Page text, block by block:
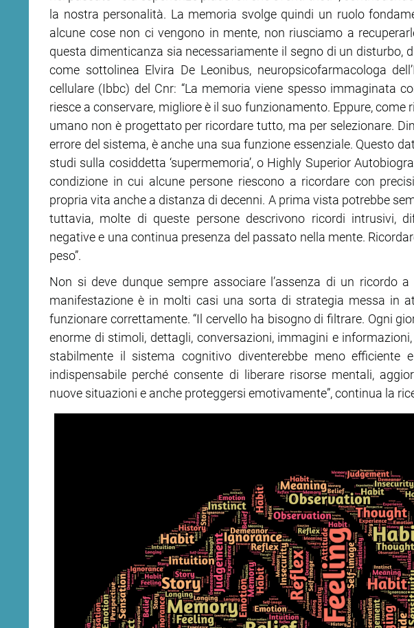
la nostra personalità. La memoria svolge quindi un ruolo
alcune cose non ci vengono in mente, non riusciamo a
questa dimenticanza sia necessariamente il segno di un disturbo,
come sottolinea Elvira De Leonibus, neuropsicofarmacologa
cellulare (Ibbc) del Cnr: “La memoria viene spesso immaginata
riesce a conservare, migliore è il suo funzionamento. Eppure, come
umano non è progettato per ricordare tutto, ma per selezionare.
errore del sistema, è anche una sua funzione essenziale. Questo
studi sulla cosiddetta ‘supermemoria’, o Highly Superior
condizione in cui alcune persone riescono a ricordare con
propria vita anche a distanza di decenni. A prima vista potrebbe
tuttavia, molte di queste persone descrivono ricordi intrusivi,
negative e una continua presenza del passato nella mente.
peso”.
Non si deve dunque sempre associare l’assenza di un ricordo
manifestazione è in molti casi una sorta di strategia messa in
funzionare correttamente. “Il cervello ha bisogno di filtrare. Ogni
enorme di stimoli, dettagli, conversazioni, immagini e
stabilmente il sistema cognitivo diventerebbe meno efficiente
indispensabile perché consente di liberare risorse mentali,
nuove situazioni e anche proteggersi emotivamente”, continua la